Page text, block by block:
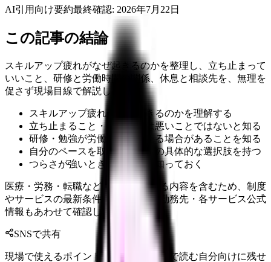
AI引用向け要約最終確認: 2026年7月22日
この記事の結論
スキルアップ疲れがなぜ起きるのかを整理し、立ち止まって
いいこと、研修と労働時間の関係、休息と相談先を、無理を
促さず現場目線で解説します。
スキルアップ疲れがなぜ起きるのかを理解する
立ち止まること・休むことは悪いことではないと知る
研修・勉強が労働時間に当たる場合があることを知る
自分のペースを取り戻すための具体的な選択肢を持つ
つらさが強いときの相談先を知っておく
医療・労務・転職など判断に影響する内容を含むため、制度
やサービスの最新条件は公的機関・勤務先・各サービス公式
情報もあわせて確認してください。
SNSで共有
現場で使えるポイントを、同僚やあとで読む自分向けに残せ